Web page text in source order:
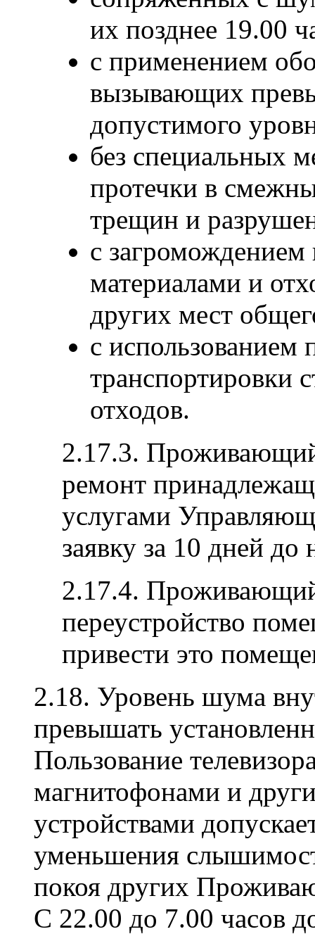
их позднее 19.00
с применением
вызывающих
допустимого
без специальных
протечки в
трещин и
с загромождением
материалами и
других мест
с использованием
транспортировки
отходов.
2.17.3.
ремонт
услугами
заявку за 10 дней до
2.17.4.
переустройство
привести это
2.18. Уровень шума
превышать
Пользование
магнитофонами и
устройствами
уменьшения
покоя других
С 22.00 до 7.00 часов